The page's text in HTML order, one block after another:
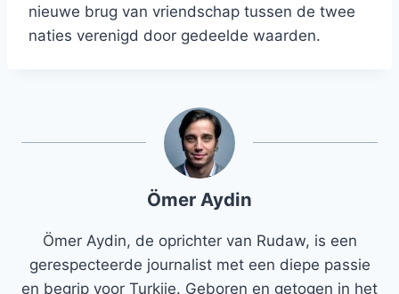
nieuwe brug van vriendschap tussen de twee
naties verenigd door gedeelde waarden.
Ömer Aydin
Ömer Aydin, de oprichter van Rudaw, is een
gerespecteerde journalist met een diepe passie
en begrip voor Turkije. Geboren en getogen in het